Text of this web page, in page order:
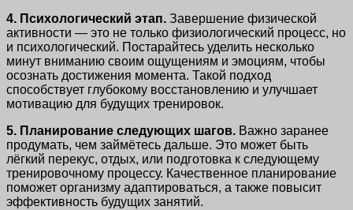
4. Психологический этап. Завершение физической
активности — это не только физиологический процесс, но
и психологический. Постарайтесь уделить несколько
минут вниманию своим ощущениям и эмоциям, чтобы
осознать достижения момента. Такой подход
способствует глубокому восстановлению и улучшает
мотивацию для будущих тренировок.
5. Планирование следующих шагов. Важно заранее
продумать, чем займётесь дальше. Это может быть
лёгкий перекус, отдых, или подготовка к следующему
тренировочному процессу. Качественное планирование
поможет организму адаптироваться, а также повысит
эффективность будущих занятий.